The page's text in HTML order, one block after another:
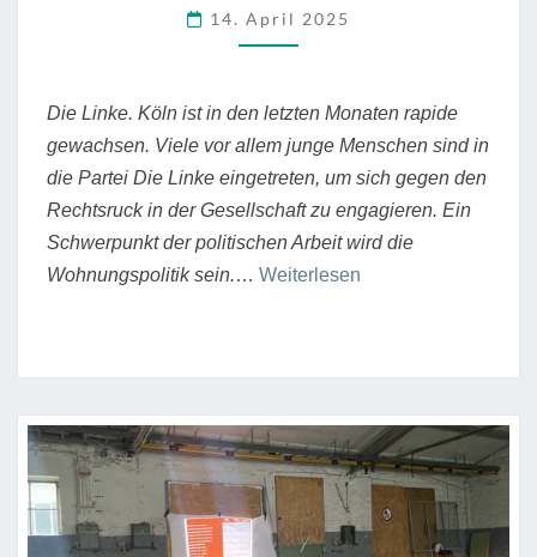
WOHNUNGSPOLITIK
14. April 2025
Die Linke. Köln ist in den letzten Monaten rapide
gewachsen. Viele vor allem junge Menschen sind in
die Partei Die Linke eingetreten, um sich gegen den
Rechtsruck in der Gesellschaft zu engagieren. Ein
Schwerpunkt der politischen Arbeit wird die
Wohnungspolitik sein.… Weiterlesen